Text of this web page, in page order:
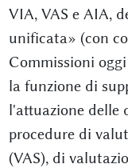
VIA, VAS e AIA,
unificata» (con
Commissioni
la funzione di
l'attuazione delle
procedure di
(VAS), di